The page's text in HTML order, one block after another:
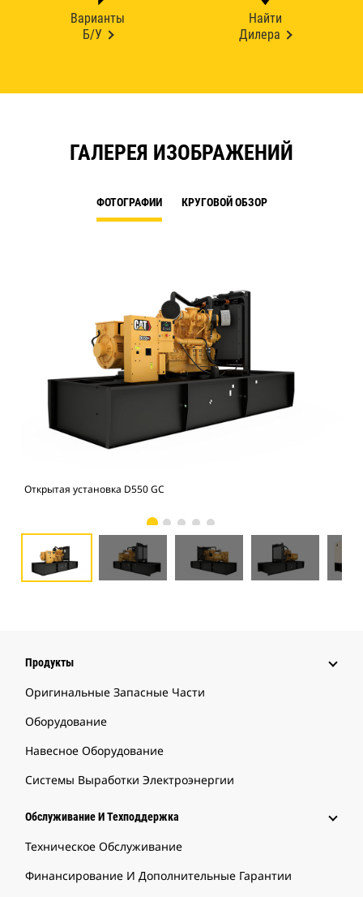
Варианты
Б/У
Найти
Дилера
ГАЛЕРЕЯ ИЗОБРАЖЕНИЙ
ФОТОГРАФИИ КРУГОВОЙ ОБЗОР
Открытая установка D550 GC
Продукты
Оригинальные Запасные Части
Оборудование
Навесное Оборудование
Системы Выработки Электроэнергии
Обслуживание И Техподдержка
Техническое Обслуживание
Финансирование И Дополнительные Гарантии